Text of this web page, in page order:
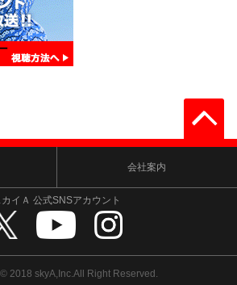
会社案内
カイＡ 公式SNSアカウント
2018 skyA,Inc.All Right Reserved.